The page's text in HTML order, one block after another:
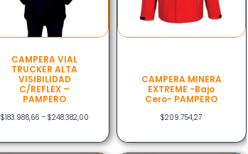
CAMPERA VIAL
TRUCKER ALTA
VISIBILIDAD
C/REFLEX –
PAMPERO
$183.986,66 – $248.382,00
CAMPERA MINERA
EXTREME -bajo
Cero- PAMPERO
$209.754,27